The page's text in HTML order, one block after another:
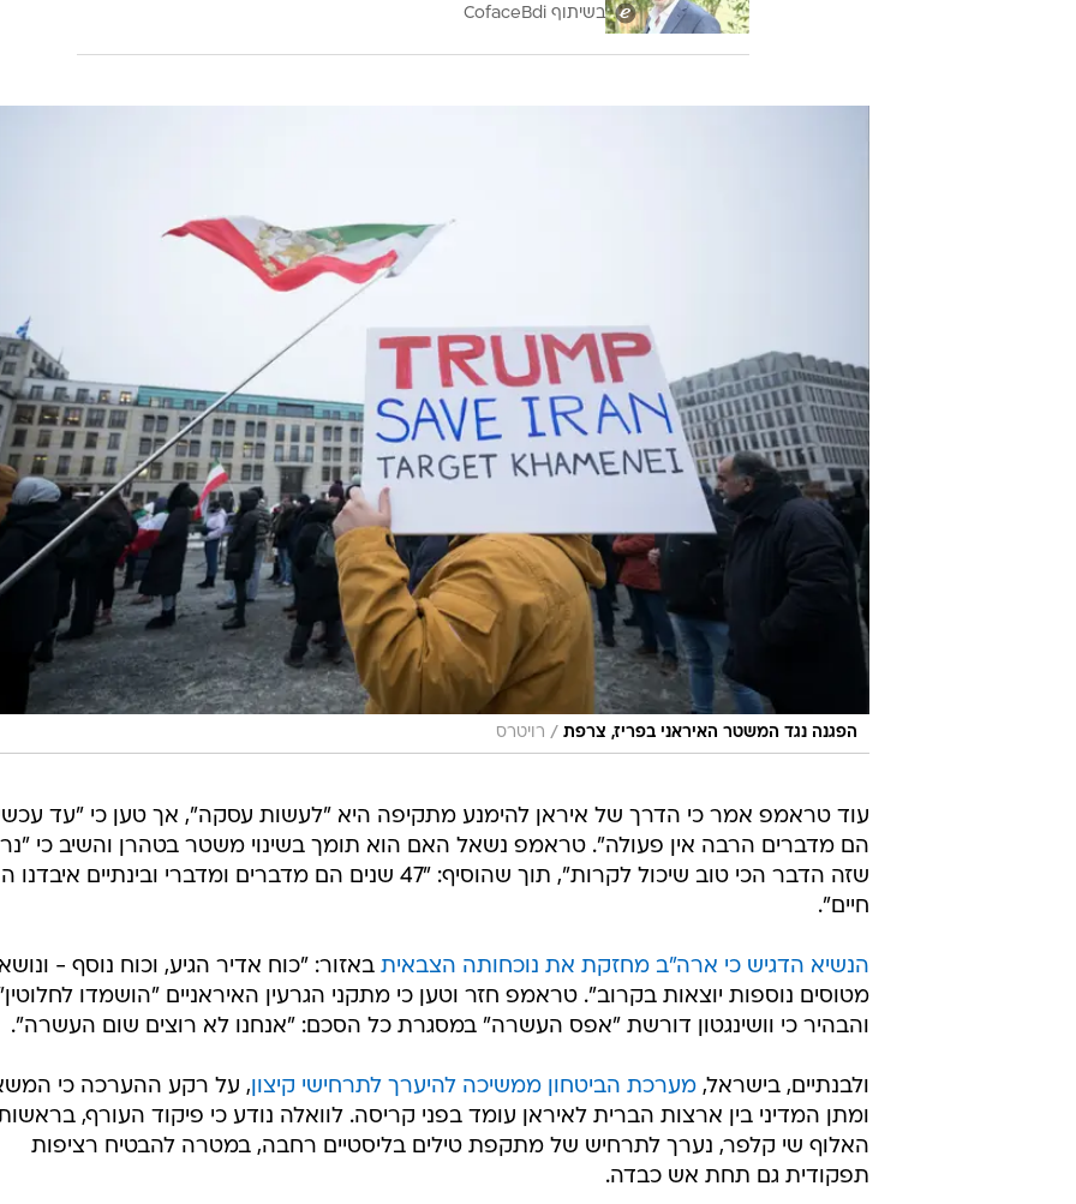
בשיתוף CofaceBdi
הפגנה נגד המשטר האיראני בפריז, צרפת / רויטרס
עוד טראמפ אמר כי הדרך של איראן להימנע מתקיפה היא "לעשות עסקה", אך טען כי "עד
הם מדברים הרבה אין פעולה". טראמפ נשאל האם הוא תומך בשינוי משטר בטהרן והשיב כי
שזה הדבר הכי טוב שיכול לקרות", תוך שהוסיף: "47 שנים הם מדברים ומדברי ובינתיים
חיים".
הנשיא הדגיש כי ארה"ב מחזקת את נוכחותה הצבאית באזור: "כוח אדיר הגיע, וכוח נוסף -
מטוסים נוספות יוצאות בקרוב". טראמפ חזר וטען כי מתקני הגרעין האיראניים "הושמדו
והבהיר כי וושינגטון דורשת "אפס העשרה" במסגרת כל הסכם: "אנחנו לא רוצים שום העשרה".
ולבנתיים, בישראל, מערכת הביטחון ממשיכה להיערך לתרחישי קיצון, על רקע ההערכה כי
ומתן המדיני בין ארצות הברית לאיראן עומד בפני קריסה. לוואלה נודע כי פיקוד העורף,
האלוף שי קלפר, נערך לתרחיש של מתקפת טילים בליסטיים רחבה, במטרה להבטיח רציפות
תפקודית גם תחת אש כבדה.